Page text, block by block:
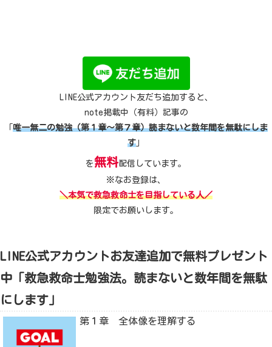
LINE公式アカウント友だち追加すると、
note掲載中（有料）記事の
唯一無二の勉強（第１章～第７章）読まないと数年間を無駄にしま
す 」
を無料配信しています。
※なお登録は、
＼本気で救急救命士を目指している人／
限定でお願いします。
LINE公式アカウントお友達追加で無料プレゼント
中「救急救命士勉強法。読まないと数年間を無駄
にします」
第１章 全体像を理解する